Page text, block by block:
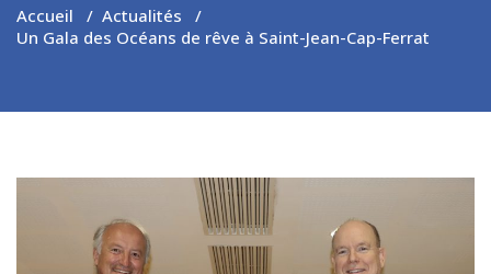
Accueil / Actualités /
Un Gala des Océans de rêve à Saint-Jean-Cap-Ferrat